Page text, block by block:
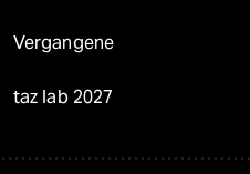
Vergangene
taz lab 2027